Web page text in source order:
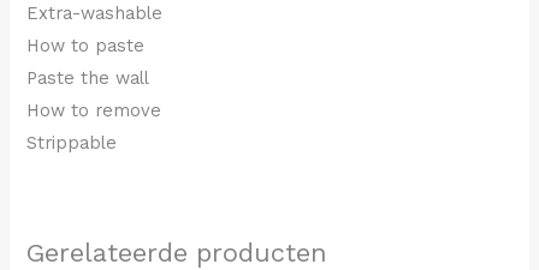
Extra-washable
How to paste
Paste the wall
How to remove
Strippable
Gerelateerde producten